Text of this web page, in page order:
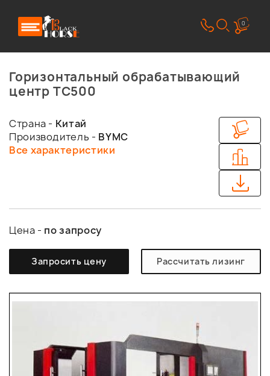
0
Горизонтальный обрабатывающий
центр TC500
Страна - Китай
Производитель - BYMC
Все характеристики
Цена - по запросу
Запросить цену Рассчитать лизинг